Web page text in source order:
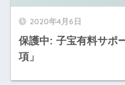
2020年4月6日
保護中: 子宝有料サポ
項」